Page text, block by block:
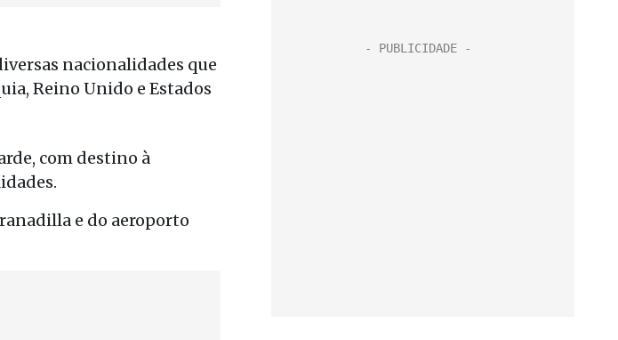
nacionalidades que
Reino Unido e Estados
com destino à
e do aeroporto